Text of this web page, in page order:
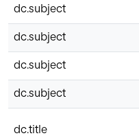
dc.subject
dc.subject
dc.subject
dc.subject
dc.title